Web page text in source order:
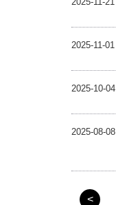
2025-11-01
2025-10-04
2025-08-08
<